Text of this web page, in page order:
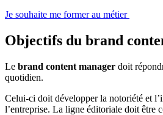
Je souhaite me former au métier
Objectifs du brand
Le brand content manager doit
quotidien.
Celui-ci doit développer la notoriété et
l’entreprise. La ligne éditoriale doit être